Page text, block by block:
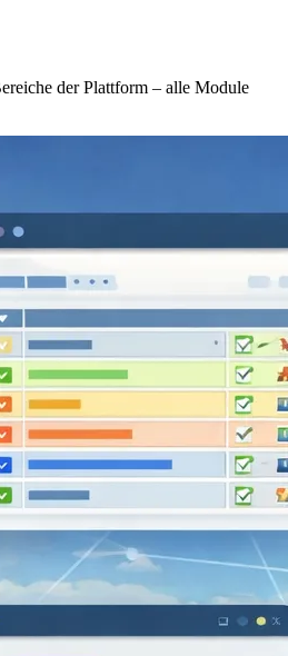
der Plattform – alle Module